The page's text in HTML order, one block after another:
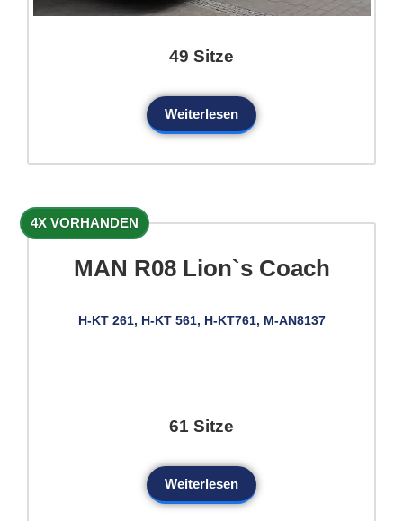
49 Sitze
Weiterlesen
4X VORHANDEN
MAN R08 Lion`s Coach
H-KT 261, H-KT 561, H-KT761, M-AN8137
61 Sitze
Weiterlesen